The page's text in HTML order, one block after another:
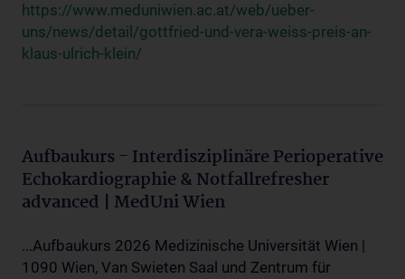
https://www.meduniwien.ac.at/web/ueber-
uns/news/detail/gottfried-und-vera-weiss-preis-an-
klaus-ulrich-klein/
Aufbaukurs - Interdisziplinäre Perioperative
Echokardiographie & Notfallrefresher
advanced | MedUni Wien
...Aufbaukurs 2026 Medizinische Universität Wien |
1090 Wien, Van Swieten Saal und Zentrum für